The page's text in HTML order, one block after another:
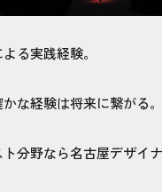
る実践経験。
な経験は将来に繋がる。
分野なら名古屋デザイナ